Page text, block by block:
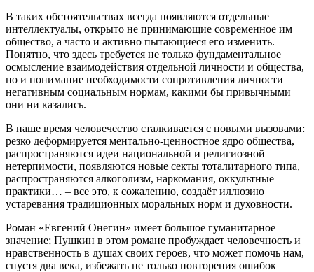
В таких обстоятельствах всегда появляются отдельные
интеллектуалы, открыто не принимающие современное им
общество, а часто и активно пытающиеся его изменить.
Понятно, что здесь требуется не только фундаментальное
осмысление взаимодействия отдельной личности и общества,
но и понимание необходимости сопротивления личности
негативным социальным нормам, какими бы привычными
они ни казались.
В наше время человечество сталкивается с новыми вызовами:
резко деформируется ментально-ценностное ядро общества,
распространяются идеи национальной и религиозной
нетерпимости, появляются новые секты тоталитарного типа,
распространяются алкоголизм, наркомания, оккультные
практики… – все это, к сожалению, создаёт иллюзию
устаревания традиционных моральных норм и духовности.
Роман «Евгений Онегин» имеет большое гуманитарное
значение; Пушкин в этом романе пробуждает человечность и
нравственность в душах своих героев, что может помочь нам,
спустя два века, избежать не только повторения ошибок